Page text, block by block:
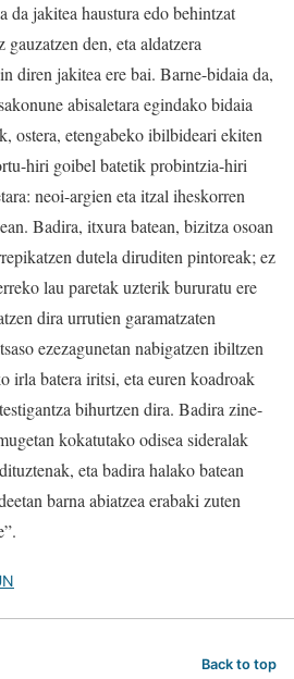
da jakitea haustura edo behintzat
den, eta aldatzera
diren jakitea ere bai. Barne-bidaia da,
abisaletara egindako bidaia
ostera, etengabeko ibilbideari ekiten
hiri goibel batetik probintzia-hiri
neoi-argien eta itzal iheskorren
Badira, itxura batean, bizitza osoan
dutela diruditen pintoreak; ez
lau paretak uzterik bururatu ere
dira urrutien garamatzaten
ezezagunetan nabigatzen ibiltzen
irla batera iritsi, eta euren koadroak
bihurtzen dira. Badira zine-
kokatutako odisea sideralak
eta badira halako batean
barna abiatzea erabaki zuten
Back to top